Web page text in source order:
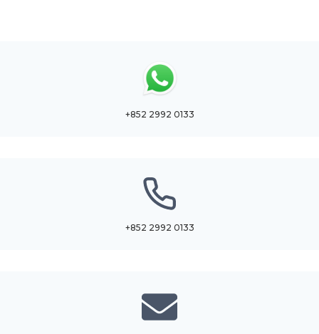
+852 2992 0133
+852 2992 0133